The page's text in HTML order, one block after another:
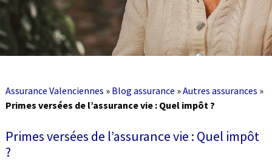
Assurance Valenciennes » Blog assurance »Autres assurances »
Primes versées de l’assurance vie : Quel impôt ?
Primes versées de l’assurance vie : Quel impôt
?